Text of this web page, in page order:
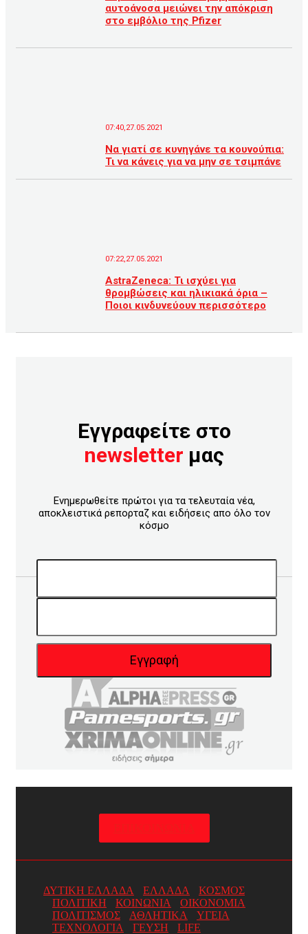
αυτοάνοσα μειώνει την απόκριση
στο εμβόλιο της Pfizer
07:40,27.05.2021
Να γιατί σε κυνηγάνε τα κουνούπια:
Τι να κάνεις για να μην σε τσιμπάνε
07:22,27.05.2021
AstraZeneca: Τι ισχύει για
θρομβώσεις και ηλικιακά όρια –
Ποιοι κινδυνεύουν περισσότερο
Εγγραφείτε στο
newsletter μας
Ενημερωθείτε πρώτοι για τα τελευταία νέα,
αποκλειστικά ρεπορταζ και ειδήσεις απο όλο τον
κόσμο
ΔΥΤΙΚΗ ΕΛΛΑΔΑ ΕΛΛΑΔΑ
ΚΟΣΜΟΣ
ΠΟΛΙΤΙΚΗ
ΚΟΙΝΩΝΙΑ
ΟΙΚΟΝΟΜΙΑ
ΠΟΛΙΤΙΣΜΟΣ
ΑΘΛΗΤΙΚΑ
ΥΓΕΙΑ
ΤΕΧΝΟΛΟΓΙΑ
ΓΕΥΣΗ LIFE